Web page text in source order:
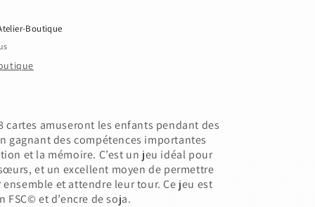
Boutique
cartes amuseront les enfants pendant des
gagnant des compétences importantes
et la mémoire. C’est un jeu idéal pour
et un excellent moyen de permettre
et attendre leur tour. Ce jeu est
et d’encre de soja.